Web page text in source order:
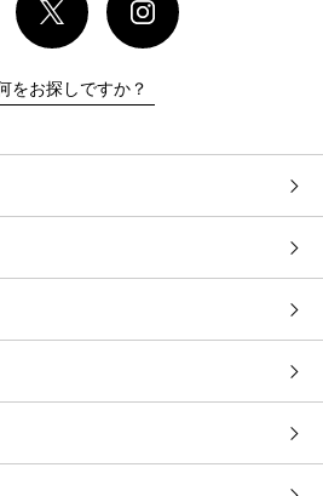
をお探しですか？